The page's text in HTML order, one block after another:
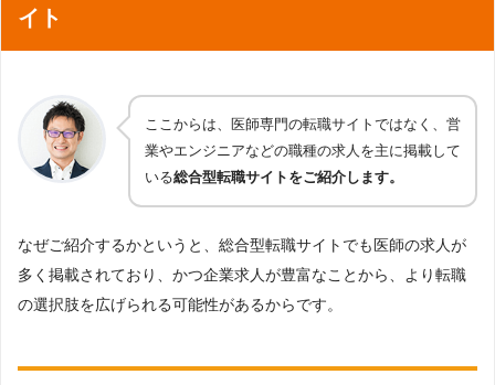
イト
ここからは、医師専門の転職サイトではなく、営
業やエンジニアなどの職種の求人を主に掲載して
いる総合型転職サイトをご紹介します。
なぜご紹介するかというと、総合型転職サイトでも医師の求人が
多く掲載されており、かつ企業求人が豊富なことから、より転職
の選択肢を広げられる可能性があるからです。